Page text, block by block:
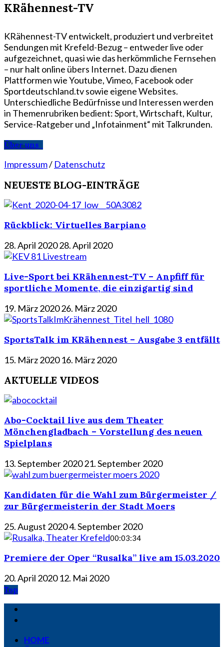
KRähennest-TV
KRähennest-TV entwickelt, produziert und verbreitet
Sendungen mit Krefeld-Bezug – entweder live oder
aufgezeichnet, quasi wie das herkömmliche Fernsehen
– nur halt online übers Internet. Dazu dienen
Plattformen wie Youtube, Vimeo, Facebook oder
Sportdeutschland.tv sowie eigene Websites.
Unterschiedliche Bedürfnisse und Interessen werden
in Themenrubriken bedient: Sport, Wirtschaft, Kultur,
Service-Ratgeber und „Infotainment“ mit Talkrunden.
Über uns
Impressum/ Datenschutz
NEUESTE BLOG-EINTRÄGE
Rückblick: Virtuelles Barpiano
28. April 202028. April 2020
Live-Sport bei KRähennest-TV – Anpfiff für
sportliche Momente, die einzigartig sind
19. März 202026. März 2020
SportsTalk im KRähennest – Ausgabe 3 entfällt
15. März 2020 16. März 2020
AKTUELLE VIDEOS
Abo-Cocktail live aus dem Theater
Mönchengladbach – Vorstellung des neuen
Spielplans
13. September 202021. September 2020
Kandidaten für die Wahl zum Bürgermeister /
zur Bürgermeisterin der Stadt Moers
25. August 20204. September 2020
00:03:34
Premiere der Oper “Rusalka” live am 15.03.2020
20. April 2020 12. Mai 2020
Top
HOME